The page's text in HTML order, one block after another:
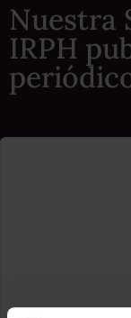
Nuestra
IRPH